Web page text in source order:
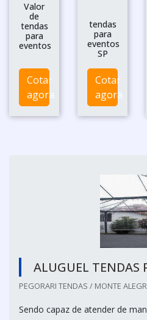
Valor
de
tendas
para
eventos
Cotar
agora
tendas
para
eventos
SP
Cotar
agora
ALUGUEL TENDAS
PEGORARI TENDAS / MONTE
Sendo capaz de atender de